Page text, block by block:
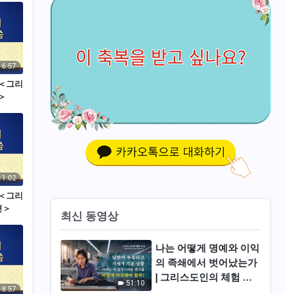
6:57
그리
그리
최신 동영상
51:10
나는 어떻게 명예와 이익
의 족쇄에서 벗어났는가
| 그리스도인의 체험 간